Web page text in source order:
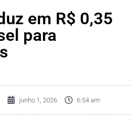
em R$ 0,35
para
junho 1, 2026 6:54 am